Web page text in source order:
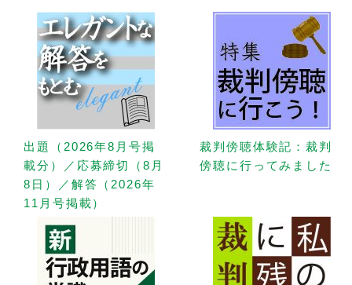
出題（2026年8月号掲
載分）／応募締切（8月
8日）／解答（2026年
11月号掲載）
裁判傍聴体験記：裁判
傍聴に行ってみました